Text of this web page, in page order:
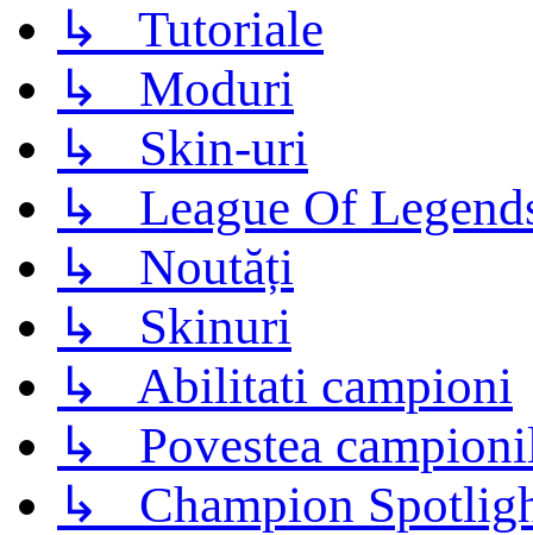
↳ Tutoriale
↳ Moduri
↳ Skin-uri
↳ League Of
↳ Noutăți
↳ Skinuri
↳ Abilitati campioni
↳ Povestea
↳ Champion